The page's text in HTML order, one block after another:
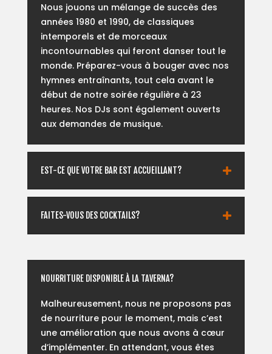
Nous jouons un mélange de succès des
années 1980 et 1990, de classiques
intemporels et de morceaux
incontournables qui feront danser tout le
monde. Préparez-vous à bouger avec nos
hymnes entraînants, tout cela avant le
début de notre soirée régulière à 23
heures. Nos DJs sont également ouverts
aux demandes de musique.
EST-CE QUE VOTRE BAR EST ACCUEILLANT?
FAITES-VOUS DES COCKTAILS?
NOURRITURE DISPONIBLE À LA TAVERNA?
Malheureusement, nous ne proposons pas
de nourriture pour le moment, mais c’est
une amélioration que nous avons à cœur
d’implémenter. En attendant, vous êtes